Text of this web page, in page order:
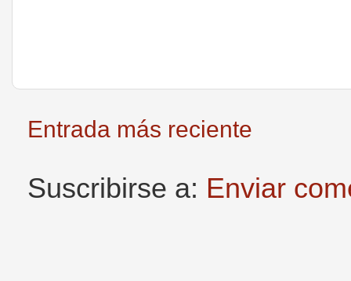
Entrada más reciente
Suscribirse a: Enviar